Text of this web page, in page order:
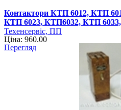
Контактори КТП 6012, КТП
КТП 6023, КТП6032, КТП
Техенсервіс, ПП
Ціна: 960.00
Перегляд